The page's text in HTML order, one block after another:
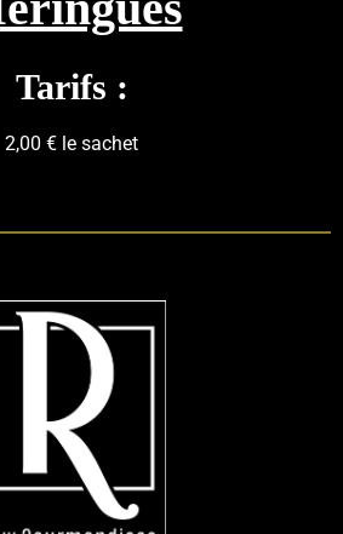
Tarifs :
2,00 € le sachet